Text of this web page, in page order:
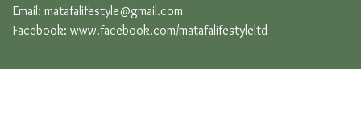
Email: matafalifestyle@gmail.com
Facebook: www.facebook.com/matafalifestyleltd